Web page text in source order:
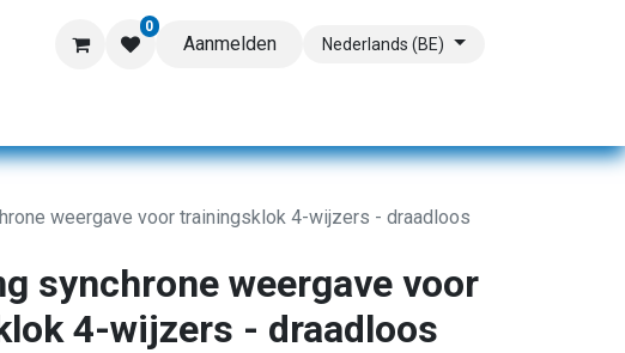
0
Aanmelden Nederlands (BE)
weergave voor trainingsklok 4-wijzers - draadloos
synchrone weergave voor
4-wijzers - draadloos